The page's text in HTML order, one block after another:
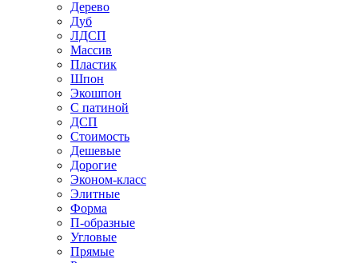
Дерево
Дуб
ЛДСП
Массив
Пластик
Шпон
Экошпон
С патиной
ДСП
Стоимость
Дешевые
Дорогие
Эконом-класс
Элитные
Форма
П-образные
Угловые
Прямые